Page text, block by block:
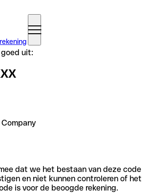
uit:
dat we het bestaan van deze code
en niet kunnen controleren of het
is voor de beoogde rekening.